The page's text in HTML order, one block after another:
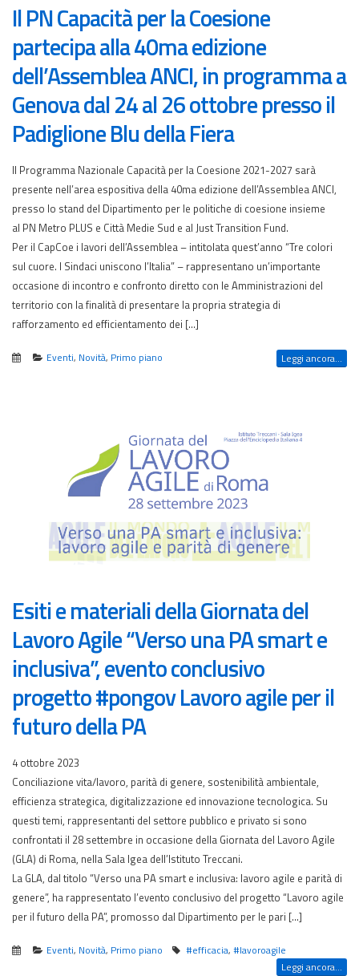
Il PN Capacità per la Coesione
partecipa alla 40ma edizione
dell’Assemblea ANCI, in programma a
Genova dal 24 al 26 ottobre presso il
Padiglione Blu della Fiera
Il Programma Nazionale Capacità per la Coesione 2021-2027 sarà
presente nell’area espositiva della 40ma edizione dell’Assemblea ANCI,
presso lo stand del Dipartimento per le politiche di coesione insieme
al PN Metro PLUS e Città Medie Sud e al Just Transition Fund.
Per il CapCoe i lavori dell’Assemblea – intitolata quest’anno “Tre colori
sul cuore. I Sindaci uniscono l’Italia” – rappresentano un’importante
occasione di incontro e confronto diretto con le Amministrazioni del
territorio con la finalità di presentare la propria strategia di
rafforzamento ed efficientamento dei […]
Eventi, Novità, Primo piano Leggi ancora...
Esiti e materiali della Giornata del
Lavoro Agile “Verso una PA smart e
inclusiva”, evento conclusivo
progetto #pongov Lavoro agile per il
futuro della PA
4 ottobre 2023
Conciliazione vita/lavoro, parità di genere, sostenibilità ambientale,
efficienza strategica, digitalizzazione ed innovazione tecnologica. Su
questi temi, rappresentanti del settore pubblico e privato si sono
confrontati il 28 settembre in occasione della Giornata del Lavoro Agile
(GLA) di Roma, nella Sala Igea dell’Istituto Treccani.
La GLA, dal titolo “Verso una PA smart e inclusiva: lavoro agile e parità di
genere”, ha rappresentato l’evento conclusivo del progetto “Lavoro agile
per il futuro della PA”, promosso dal Dipartimento per le pari […]
Eventi, Novità, Primo piano #efficacia,#lavoroagile
Leggi ancora...